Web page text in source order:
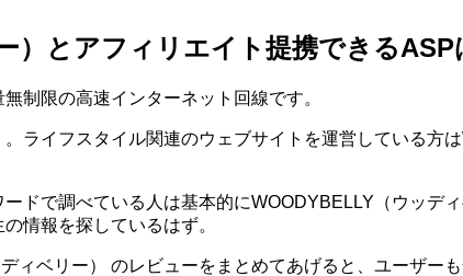
）とアフィリエイト提携できるASP
制限の高速インターネット回線です。
ライフスタイル関連のウェブサイトを運営している
ドで調べている人は基本的にWOODYBELLY（ウッデ
情報を探しているはず。
ィベリー） のレビューをまとめてあげると、ユーザー